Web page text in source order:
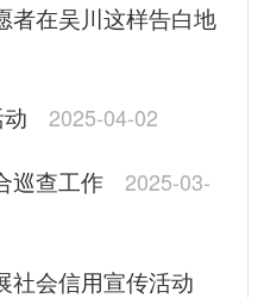
者在吴川这样告白地
2025-04-02
巡查工作
2025-03-
社会信用宣传活动